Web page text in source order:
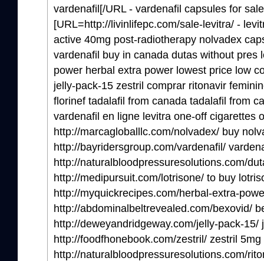
vardenafil[/URL - vardenafil capsules for sale
[URL=http://livinlifepc.com/sale-levitra/ -
active 40mg post-radiotherapy nolvadex
vardenafil buy in canada dutas without pres
power herbal extra power lowest price low
jelly-pack-15 zestril comprar ritonavir
florinef tadalafil from canada tadalafil from
vardenafil en ligne levitra one-off cigarettes
http://marcagloballlc.com/nolvadex/ buy
http://bayridersgroup.com/vardenafil/
http://naturalbloodpressuresolutions.com/
http://medipursuit.com/lotrisone/ to buy
http://myquickrecipes.com/herbal-extra-
http://abdominalbeltrevealed.com/bexovid/
http://deweyandridgeway.com/jelly-pack-
http://foodfhonebook.com/zestril/ zestril 5mg
http://naturalbloodpressuresolutions.com/